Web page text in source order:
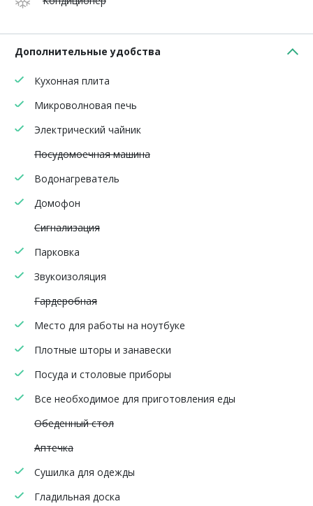
Дополнительные удобства
Кухонная плита
Микроволновая печь
Электрический чайник
Посудомоечная машина
Водонагреватель
Домофон
Сигнализация
Парковка
Звукоизоляция
Гардеробная
Место для работы на ноутбуке
Плотные шторы и занавески
Посуда и столовые приборы
Все необходимое для приготовления еды
Обеденный стол
Аптечка
Сушилка для одежды
Гладильная доска